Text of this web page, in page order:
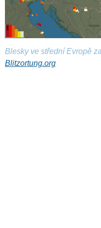
Blesky ve střední Evropě
Blitzortung.org